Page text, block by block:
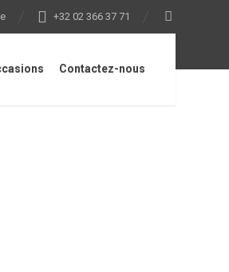
+32 02 366 37 71
Contactez-nous